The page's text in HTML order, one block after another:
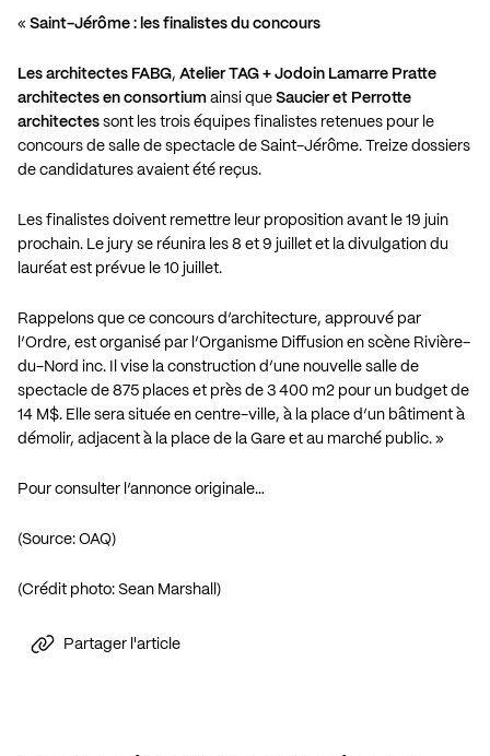
« Saint-Jérôme : les finalistes du concours
Les architectes FABG, Atelier TAG + Jodoin Lamarre Pratte
architectes en consortium ainsi que Saucier et Perrotte
architectes sont les trois équipes finalistes retenues pour le
concours de salle de spectacle de Saint-Jérôme. Treize dossiers
de candidatures avaient été reçus.
Les finalistes doivent remettre leur proposition avant le 19 juin
prochain. Le jury se réunira les 8 et 9 juillet et la divulgation du
lauréat est prévue le 10 juillet.
Rappelons que ce concours d’architecture, approuvé par
l’Ordre, est organisé par l’Organisme Diffusion en scène Rivière-
du-Nord inc. Il vise la construction d’une nouvelle salle de
spectacle de 875 places et près de 3 400 m2 pour un budget de
14 M$. Elle sera située en centre-ville, à la place d’un bâtiment à
démolir, adjacent à la place de la Gare et au marché public. »
Pour consulter l’annonce originale…
(Source: OAQ)
(Crédit photo: Sean Marshall)
Partager l'article